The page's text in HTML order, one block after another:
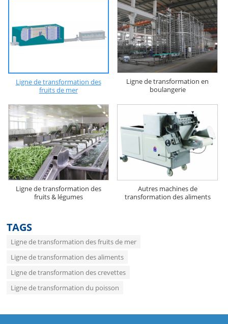
Ligne de transformation des
fruits de mer
Ligne de transformation en
boulangerie
Ligne de transformation des
fruits & légumes
Autres machines de
transformation des aliments
TAGS
Ligne de transformation des fruits de mer
Ligne de transformation des aliments
Ligne de transformation des crevettes
Ligne de transformation du poisson